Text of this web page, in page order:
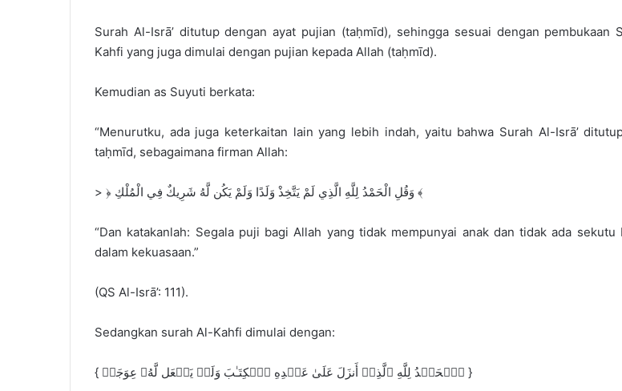
Surah Al-Isrā’ ditutup dengan ayat pujian (taḥmīd), sehingga sesuai dengan pembukaan
Kahfi yang juga dimulai dengan pujian kepada Allah (taḥmīd).
Kemudian as Suyuti berkata:
“Menurutku, ada juga keterkaitan lain yang lebih indah, yaitu bahwa Surah Al-Isrā’
taḥmīd, sebagaimana firman Allah:
> ﴿ وَقُلِ الْحَمْدُ لِلَّهِ الَّذِي لَمْ يَتَّخِذْ وَلَدًا وَلَمْ يَكُن لَّهُ شَرِيكٌ فِي الْمُلْكِ ﴾
“Dan katakanlah: Segala puji bagi Allah yang tidak mempunyai anak dan tidak ada sekutu
dalam kekuasaan.”
(QS Al-Isrā’: 111).
Sedangkan surah Al-Kahfi dimulai dengan:
{ ٱلۡحَمۡدُ لِلَّهِ ٱلَّذِیۤ أَنزَلَ عَلَىٰ عَبۡدِهِ ٱلۡكِتَـٰبَ وَلَمۡ یَجۡعَل لَّهُۥ عِوَجَاۜ }